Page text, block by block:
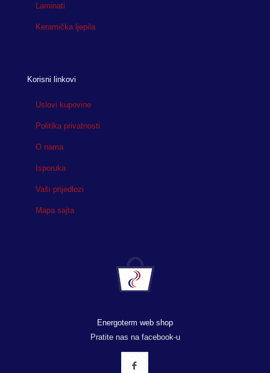
Laminati
Keramička ljepila
Korisni linkovi
Uslovi kupovine
Politika privatnosti
O nama
Isporuka
Vaši prijedlozi
Mapa sajta
Energoterm web shop
Pratite nas na facebook-u